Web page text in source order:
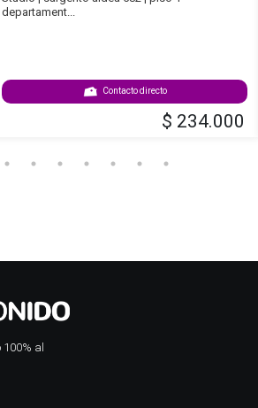
departament...
Contacto directo
$ 234.000
100% al